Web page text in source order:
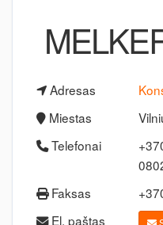
Adresas
Miestas
Telefonai
Faksas
El. paštas